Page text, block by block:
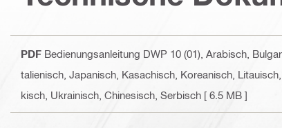
PDF Bedienungsanleitung DWP 10 (01) , Arabisch,
talienisch, Japanisch, Kasachisch, Koreanisch,
kisch, Ukrainisch, Chinesisch, Serbisch [ 6.5 MB ]